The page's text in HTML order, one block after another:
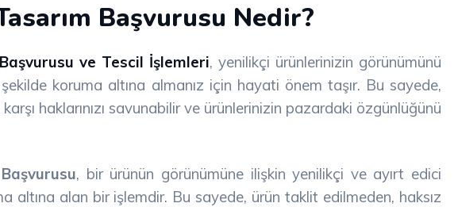
Başvurusu Nedir?
ve Tescil İşlemleri, yenilikçi ürünlerinizin görünümünü
koruma altına almanız için hayati önem taşır. Bu sayede,
haklarınızı savunabilir ve ürünlerinizin pazardaki özgünlüğünü
, bir ürünün görünümüne ilişkin yenilikçi ve ayırt edici
altına alan bir işlemdir. Bu sayede, ürün taklit edilmeden, haksız